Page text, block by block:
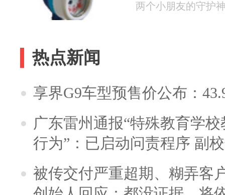
两个小朋友的守护
热点新闻
享界G9车型预售价公布：
广东雷州通报“特殊教育学
行为”：已启动问责程序 副
被传交付严重超期、糊弄客